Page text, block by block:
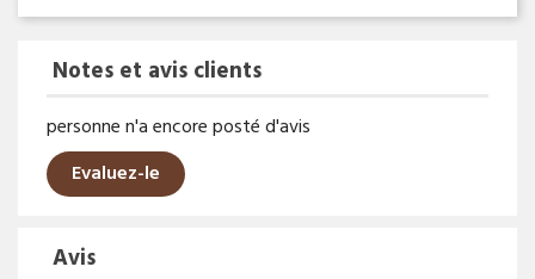
Notes et avis clients
personne n'a encore posté d'avis
Evaluez-le
Avis